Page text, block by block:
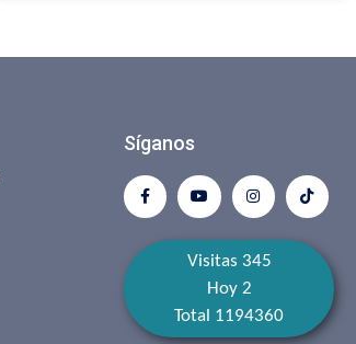
Síganos
Visitas 345
Hoy 2
Total 1194360